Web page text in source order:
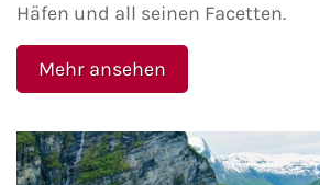
Häfen und all seinen Facetten.
Mehr ansehen